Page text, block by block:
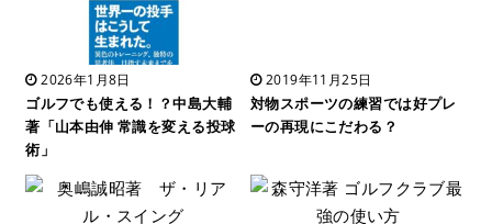
2026年1月8日
ゴルフでも使える！？中島大輔
著「山本由伸 常識を変える投球
術」
2019年11月25日
対物スポーツの練習では好プレ
ーの再現にこだわる？